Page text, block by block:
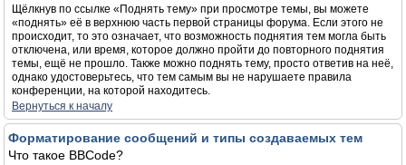
Щёлкнув по ссылке «Поднять тему» при просмотре темы, вы можете
«поднять» её в верхнюю часть первой страницы форума. Если этого не
происходит, то это означает, что возможность поднятия тем могла быть
отключена, или время, которое должно пройти до повторного поднятия
темы, ещё не прошло. Также можно поднять тему, просто ответив на неё,
однако удостоверьтесь, что тем самым вы не нарушаете правила
конференции, на которой находитесь.
Вернуться к началу
Форматирование сообщений и типы создаваемых тем
Что такое BBCode?